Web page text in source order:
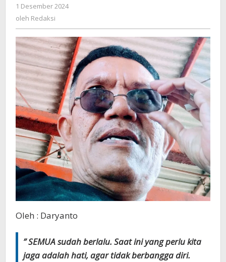
1 Desember 2024
oleh Redaksi
Oleh : Daryanto
” SEMUA sudah berlalu. Saat ini yang perlu kita
jaga adalah hati, agar tidak berbangga diri.